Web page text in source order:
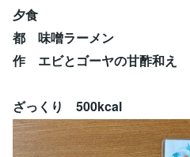
夕食
都 味噌ラーメン
作 エビとゴーヤの甘酢和え
ざっくり 500kcal